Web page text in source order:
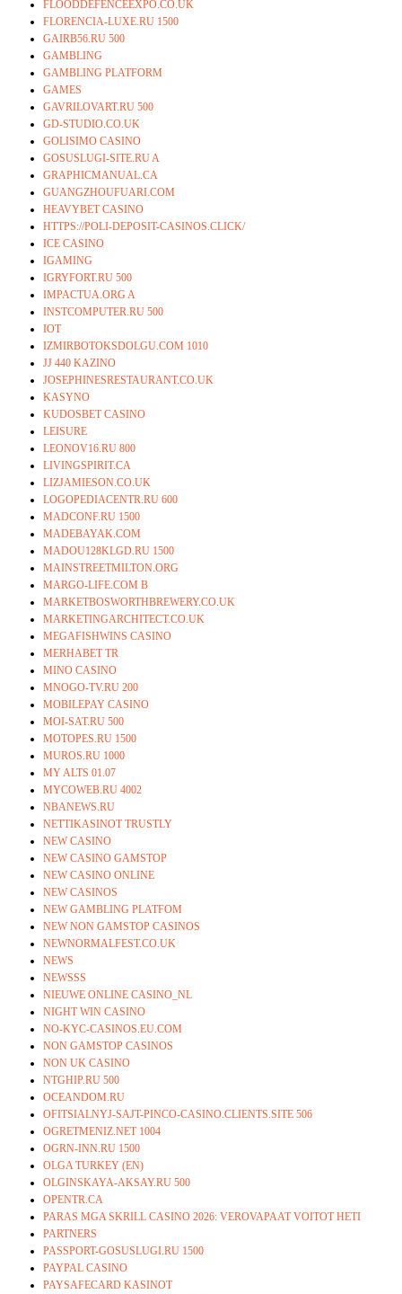
FLOODDEFENCEEXPO.CO.UK
FLORENCIA-LUXE.RU 1500
GAIRB56.RU 500
GAMBLING
GAMBLING PLATFORM
GAMES
GAVRILOVART.RU 500
GD-STUDIO.CO.UK
GOLISIMO CASINO
GOSUSLUGI-SITE.RU A
GRAPHICMANUAL.CA
GUANGZHOUFUARI.COM
HEAVYBET CASINO
HTTPS://POLI-DEPOSIT-CASINOS.CLICK/
ICE CASINO
IGAMING
IGRYFORT.RU 500
IMPACTUA.ORG A
INSTCOMPUTER.RU 500
IOT
IZMIRBOTOKSDOLGU.COM 1010
JJ 440 KAZINO
JOSEPHINESRESTAURANT.CO.UK
KASYNO
KUDOSBET CASINO
LEISURE
LEONOV16.RU 800
LIVINGSPIRIT.CA
LIZJAMIESON.CO.UK
LOGOPEDIACENTR.RU 600
MADCONF.RU 1500
MADEBAYAK.COM
MADOU128KLGD.RU 1500
MAINSTREETMILTON.ORG
MARGO-LIFE.COM B
MARKETBOSWORTHBREWERY.CO.UK
MARKETINGARCHITECT.CO.UK
MEGAFISHWINS CASINO
MERHABET TR
MINO CASINO
MNOGO-TV.RU 200
MOBILEPAY CASINO
MOI-SAT.RU 500
MOTOPES.RU 1500
MUROS.RU 1000
MY ALTS 01.07
MYCOWEB.RU 4002
NBANEWS.RU
NETTIKASINOT TRUSTLY
NEW CASINO
NEW CASINO GAMSTOP
NEW CASINO ONLINE
NEW CASINOS
NEW GAMBLING PLATFOM
NEW NON GAMSTOP CASINOS
NEWNORMALFEST.CO.UK
NEWS
NEWSSS
NIEUWE ONLINE CASINO_NL
NIGHT WIN CASINO
NO-KYC-CASINOS.EU.COM
NON GAMSTOP CASINOS
NON UK CASINO
NTGHIP.RU 500
OCEANDOM.RU
OFITSIALNYJ-SAJT-PINCO-CASINO.CLIENTS.SITE 506
OGRETMENIZ.NET 1004
OGRN-INN.RU 1500
OLGA TURKEY (EN)
OLGINSKAYA-AKSAY.RU 500
OPENTR.CA
PARAS MGA SKRILL CASINO 2026: VEROVAPAAT VOITOT HETI
PARTNERS
PASSPORT-GOSUSLUGI.RU 1500
PAYPAL CASINO
PAYSAFECARD KASINOT